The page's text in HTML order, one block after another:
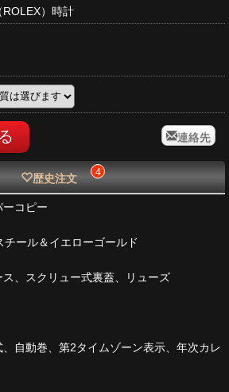
ROLEX）時計
連絡先
歴史注文 4
ーコピー
ール＆イエローゴールド
、スクリュー式裏蓋、リューズ
自動巻、第2タイムゾーン表示、年次カレ